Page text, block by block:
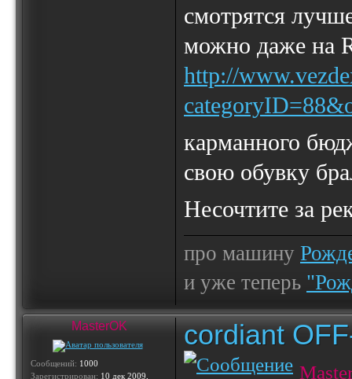
смотрятся
можно даже на
http://
карманного
свою обувку
Несочтите за
про машину
и уже теперь
MasterOK
Сообщений: 1000
Зарегистрирован: 10 дек 2009,
cordiant